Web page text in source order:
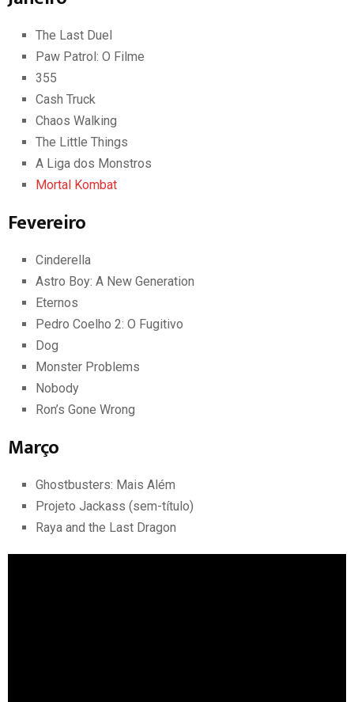
The Last Duel
Paw Patrol: O Filme
355
Cash Truck
Chaos Walking
The Little Things
A Liga dos Monstros
Mortal Kombat
Fevereiro
Cinderella
Astro Boy: A New Generation
Eternos
Pedro Coelho 2: O Fugitivo
Dog
Monster Problems
Nobody
Ron’s Gone Wrong
Março
Ghostbusters: Mais Além
Projeto Jackass (sem-título)
Raya and the Last Dragon